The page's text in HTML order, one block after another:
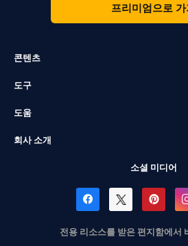
프리미엄으로 가
콘텐츠
도구
도움
회사 소개
소셜 미디어
전용 리소스를 받은 편지함에서